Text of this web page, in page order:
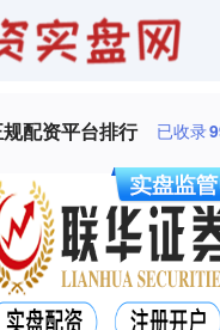
配资平台排行 已收录